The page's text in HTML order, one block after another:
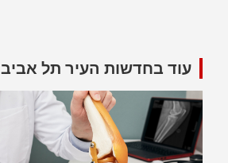
עוד בחדשות העיר תל אביב